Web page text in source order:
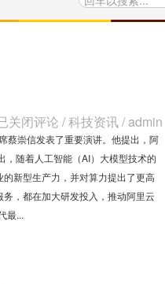
关闭评论 /科技资讯/admin
蔡崇信发表了重要演讲。他提出，阿
，随着人工智能（AI）大模型技术的
新型生产力，并对算力提出了更高
，都在加大研发投入，推动阿里云
最...